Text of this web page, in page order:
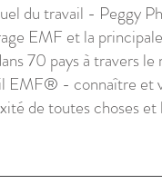
du travail - Peggy
EMF et la
70 pays à travers
EMF® - connaître et
de toutes choses